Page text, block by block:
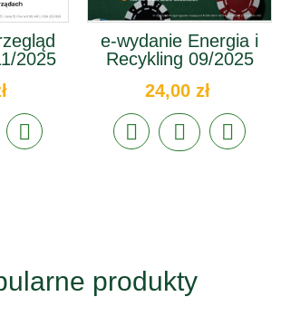
2025
e-wydanie Energia i
Recykling 09/2025
24,00 zł
produkty